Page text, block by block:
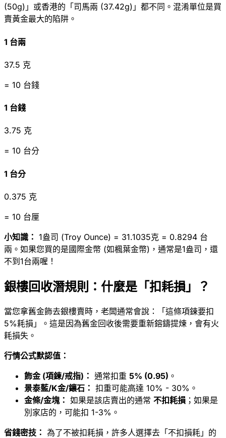
(50g)」或香港的「司馬兩 (37.42g)」都不同。混淆單位是買
賣黃金最大的陷阱。
1 台兩
37.5 克
= 10 台錢
1 台錢
3.75 克
= 10 台分
1 台分
0.375 克
= 10 台厘
小知識： 1盎司 (Troy Ounce) = 31.1035克 = 0.8294 台
兩。如果您買的是國際金幣 (如楓葉金幣)，通常是1盎司，還
不到1台兩喔！
銀樓回收潛規則：什麼是「扣耗損」？
當您拿舊金飾去銀樓賣時，老闆通常會說：「這條項鍊要扣
5%耗損」。這是因為舊金回收後需要重新鎔鑄提煉，會有火
耗損失。
行情公式默認值：
飾金 (項鍊/戒指)： 通常扣重 5% (0.95) 。
景泰藍/K金/鑲石： 扣重可能高達 10% - 30%。
金條/金塊： 如果是該店賣出的通常 不扣耗損 ；如果是
別家店的，可能扣 1-3%。
省錢密技： 為了不被扣耗損，許多人選擇去「不扣損耗」的